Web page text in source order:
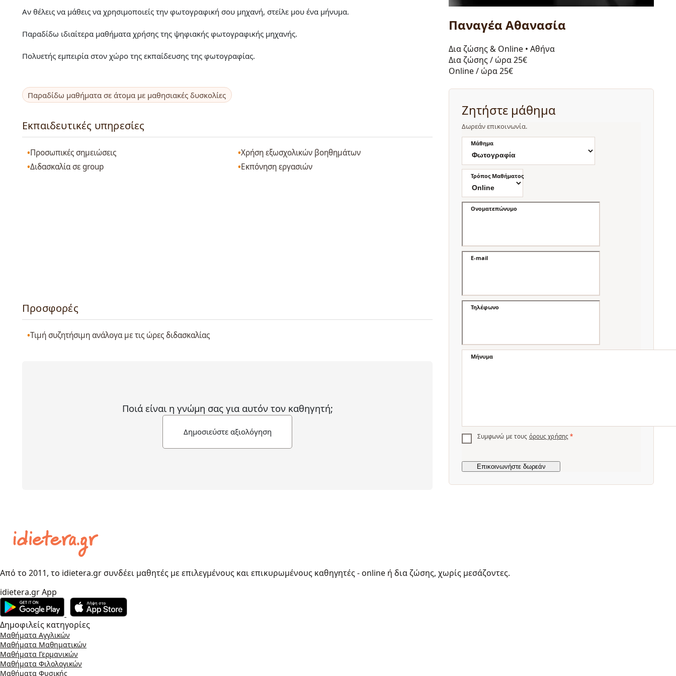
Αν θέλεις να μάθεις να χρησιμοποιείς την φωτογραφική σου μηχανή, στείλε μου ένα μήνυμα.
Παραδίδω ιδιαίτερα μαθήματα χρήσης της ψηφιακής φωτογραφικής μηχανής.
Πολυετής εμπειρία στον χώρο της εκπαίδευσης της φωτογραφίας.
Παραδίδω μαθήματα σε άτομα με μαθησιακές δυσκολίες
Εκπαιδευτικές υπηρεσίες
Προσωπικές σημειώσεις
Χρήση εξωσχολικών βοηθημάτων
Διδασκαλία σε group
Εκπόνηση εργασιών
Προσφορές
Τιμή συζητήσιμη ανάλογα με τις ώρες διδασκαλίας
Ποιά είναι η γνώμη σας για αυτόν τον καθηγητή;
Δημοσιεύστε αξιολόγηση
Παναγέα Αθανασία
Δια ζώσης & Online • Αθήνα
Δια ζώσης / ώρα25€
Online / ώρα25€
Ζητήστε μάθημα
Δωρεάν επικοινωνία.
Μάθημα
Τρόπος Μαθήματος
Ονοματεπώνυμο
E-mail
Τηλέφωνο
Μήνυμα
Συμφωνώ με τους όρους χρήσης *
Από το 2011, το idietera.gr συνδέει μαθητές με επιλεγμένους και επικυρωμένους καθηγητές - online ή δια ζώσης, χωρίς μεσάζοντες.
idietera.gr App
Δημοφιλείς κατηγορίες
Μαθήματα Αγγλικών
Μαθήματα Μαθηματικών
Μαθήματα Γερμανικών
Μαθήματα Φιλολογικών
Μαθήματα Φυσικής